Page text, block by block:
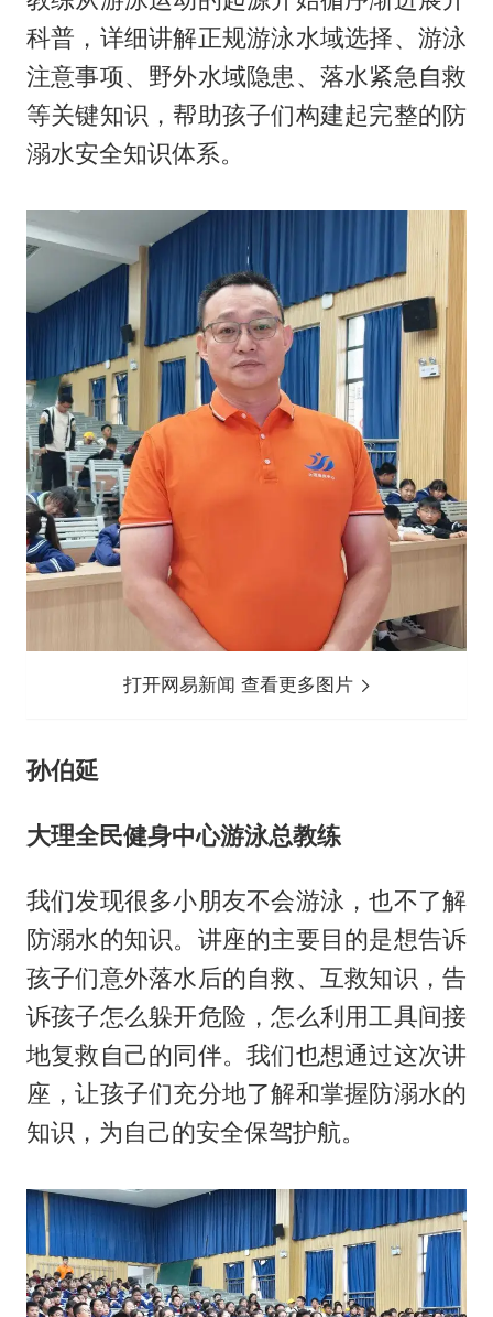
科普，详细讲解正规游泳水域选择、游泳
注意事项、野外水域隐患、落水紧急自救
等关键知识，帮助孩子们构建起完整的防
溺水安全知识体系。
打开网易新闻 查看更多图片
孙伯延
大理全民健身中心游泳总教练
我们发现很多小朋友不会游泳，也不了解
防溺水的知识。讲座的主要目的是想告诉
孩子们意外落水后的自救、互救知识，告
诉孩子怎么躲开危险，怎么利用工具间接
地复救自己的同伴。我们也想通过这次讲
座，让孩子们充分地了解和掌握防溺水的
知识，为自己的安全保驾护航。